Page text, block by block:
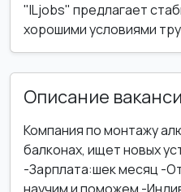
"ILjobs" предлагает
хорошими условиями
Описание
Компания по монтажу
балконах, ищет новых
-Зарплата:шек месяц -